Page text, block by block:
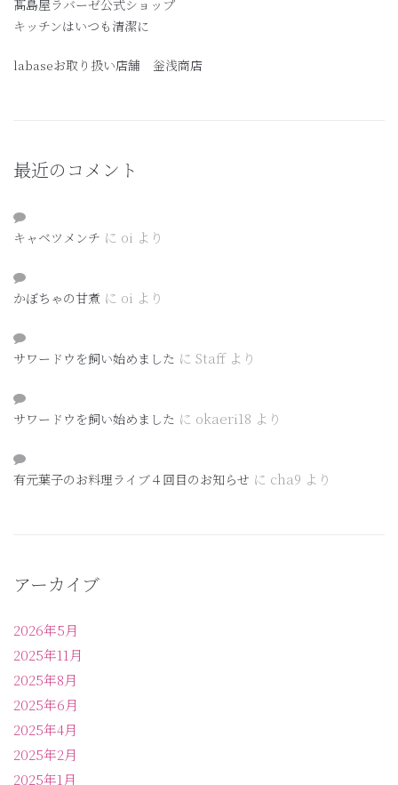
髙島屋ラバーゼ公式ショップ
キッチンはいつも清潔に
labaseお取り扱い店舗 釡浅商店
最近のコメント
キャベツメンチ に oi より
かぼちゃの甘煮 に oi より
サワードウを飼い始めました に Staffより
サワードウを飼い始めました に okaeri18 より
有元葉子のお料理ライブ４回目のお知らせ に cha9 より
アーカイブ
2026年5月
2025年11月
2025年8月
2025年6月
2025年4月
2025年2月
2025年1月